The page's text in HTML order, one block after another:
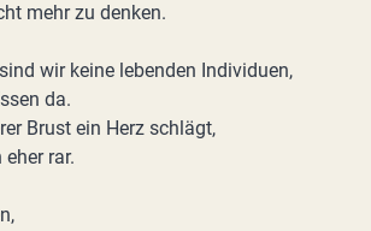
mehr zu denken.
wir keine lebenden Individuen,
da.
Brust ein Herz schlägt,
rar.